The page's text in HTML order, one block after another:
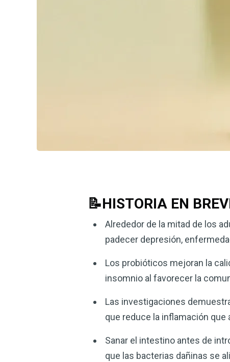
📝HISTORIA EN
Alrededor de la mitad de los
padecer depresión,
Los probióticos mejoran la
insomnio al favorecer la
Las investigaciones
que reduce la inflamación
Sanar el intestino antes de
que las bacterias dañinas se